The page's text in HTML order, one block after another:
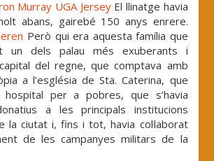
Murray UGA JerseyEl llinatge havia
abans, gairebé 150 anys enrere.
Però qui era aquesta família que
un dels palau més exuberants i
del regne, que comptava amb
a l’església de Sta. Caterina, que
hospital per a pobres, que s’havia
a les principals institucions
la ciutat i, fins i tot, havia col·laborat
de les campanyes militars de la